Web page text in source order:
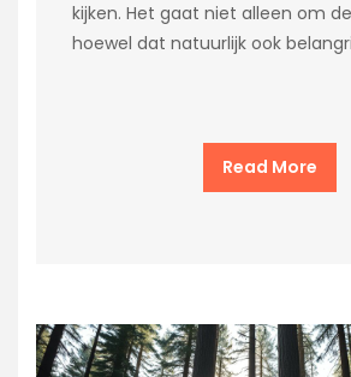
kijken. Het gaat niet alleen om
hoewel dat natuurlijk ook
Read More